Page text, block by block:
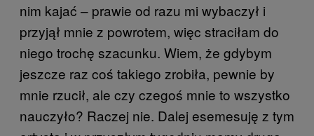
nim kajać – prawie od razu mi wybaczył i
przyjął mnie z powrotem, więc straciłam do
niego trochę szacunku. Wiem, że gdybym
jeszcze raz coś takiego zrobiła, pewnie by
mnie rzucił, ale czy czegoś mnie to wszystko
nauczyło? Raczej nie. Dalej esemesuję z tym